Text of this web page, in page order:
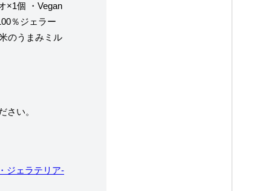
×1個 ・Vegan
％ジェラー
のうまみミル
さい。
ジェラテリア-